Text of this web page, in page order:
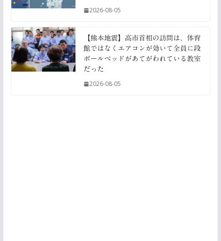
2026-08-05
【熊本地震】高市首相の訪問は、体育
館ではなくエアコンが効いて全員に段
ボールベッドがあてがわれている教室
だった
2026-08-05